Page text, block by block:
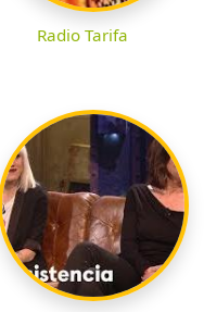
Radio Tarifa